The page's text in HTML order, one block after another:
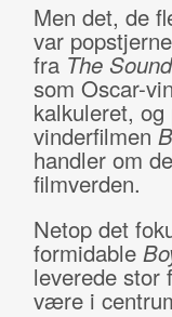
Men det, de
var
fra The
som Oscar-
kalkuleret,
vinderfilmen
handler om
filmverden.
Netop det
formidable
leverede stor
være i